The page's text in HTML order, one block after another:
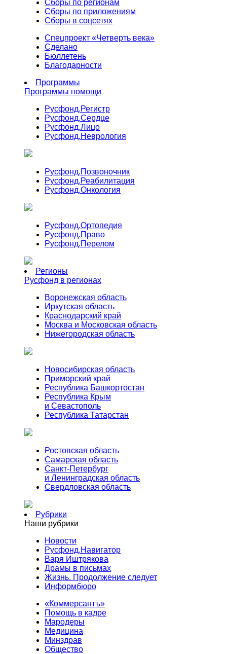
Сборы по регионам
Сборы по приложениям
Сборы в соцсетях
Спецпроект «Четверть века»
Сделано
Бюллетень
Благодарности
Программы
Программы помощи
Русфонд.Регистр
Русфонд.Сердце
Русфонд.Лицо
Русфонд.Неврология
Русфонд.Позвоночник
Русфонд.Реабилитация
Русфонд.Онкология
Русфонд.Ортопедия
Русфонд.Право
Русфонд.Перелом
Регионы
Русфонд в регионах
Воронежская область
Иркутская область
Краснодарский край
Москва и Московская область
Нижегородская область
Новосибирская область
Приморский край
Республика Башкортостан
Республика Крым
и Севастополь
Республика Татарстан
Ростовская область
Самарская область
Санкт-Петербург
и Ленинградская область
Свердловская область
Рубрики
Наши рубрики
Новости
Русфонд.Навигатор
Варя Иштрякова
Драмы в письмах
Жизнь. Продолжение следует
Информбюро
«Коммерсантъ»
Помощь в кадре
Мародеры
Медицина
Минздрав
Общество